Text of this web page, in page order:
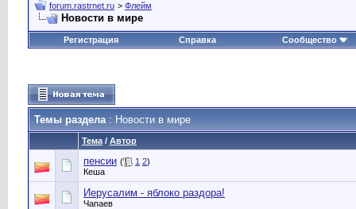
forum.rastrnet.ru > Флейм
Новости в мире
Регистрация Справка Сообщество
Темы раздела: Новости в мире
Тема / Автор
пенсии ( 1 2)
Кеша
Иерусалим - яблоко раздора!
Чапаев